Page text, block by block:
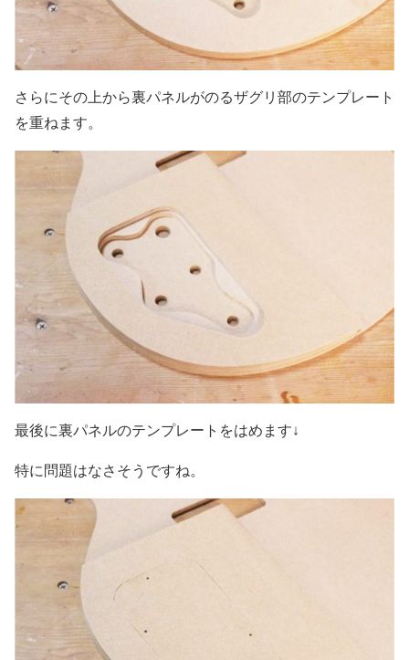
さらにその上から裏パネルがのるザグリ部のテンプレート
を重ねます。
最後に裏パネルのテンプレートをはめます↓
特に問題はなさそうですね。